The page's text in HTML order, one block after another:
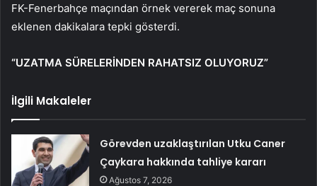
FK-Fenerbahçe maçından örnek vererek maç sonuna
eklenen dakikalara tepki gösterdi.
“UZATMA SÜRELERİNDEN RAHATSIZ OLUYORUZ”
İlgili Makaleler
Görevden uzaklaştırılan Utku Caner
Çaykara hakkında tahliye kararı
Ağustos 7, 2026